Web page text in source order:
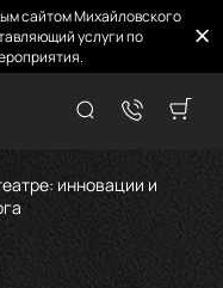
сайтом Михайловского
услуги по
инновации и